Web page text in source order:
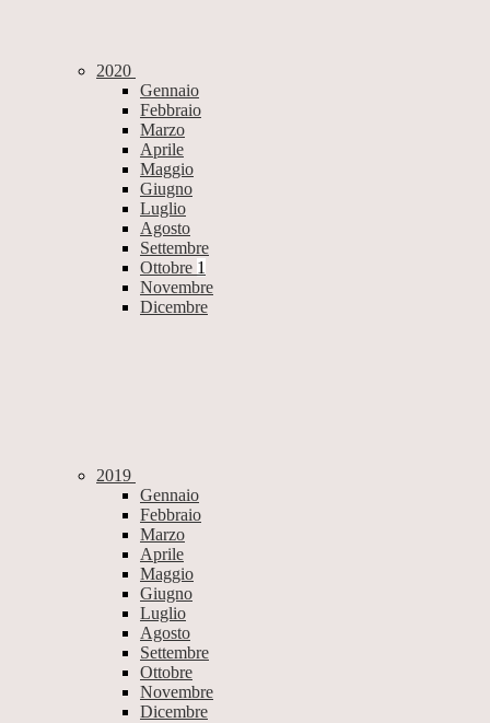
2020
Gennaio
Febbraio
Marzo
Aprile
Maggio
Giugno
Luglio
Agosto
Settembre
Ottobre 1
Novembre
Dicembre
2019
Gennaio
Febbraio
Marzo
Aprile
Maggio
Giugno
Luglio
Agosto
Settembre
Ottobre
Novembre
Dicembre